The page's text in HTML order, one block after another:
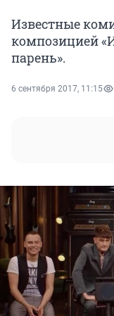
Известные
композицией
парень».
6 сентября 2017, 11:15